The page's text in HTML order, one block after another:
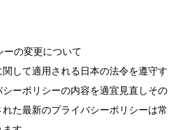
ーの変更について
して適用される日本の法令を遵守す
ーポリシーの内容を適宜見直しその
た最新のプライバシーポリシーは常